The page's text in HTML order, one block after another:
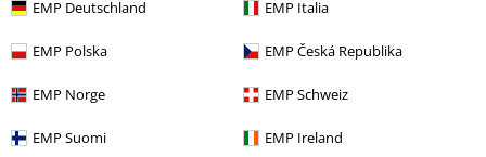
EMP Deutschland EMP Italia
EMP Polska EMP Česká Republika
EMP Norge EMP Schweiz
EMP Suomi EMP Ireland